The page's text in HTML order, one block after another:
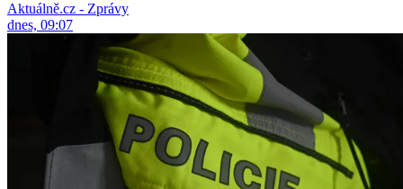
Aktuálně.cz - Zprávy
dnes, 09:07